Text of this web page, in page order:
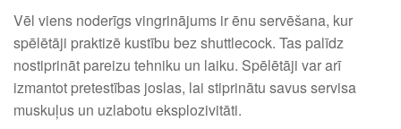
Vēl viens noderīgs vingrinājums ir ēnu servēšana, kur
spēlētāji praktizē kustību bez shuttlecock. Tas palīdz
nostiprināt pareizu tehniku un laiku. Spēlētāji var arī
izmantot pretestības joslas, lai stiprinātu savus servisa
muskuļus un uzlabotu eksplozivitāti.